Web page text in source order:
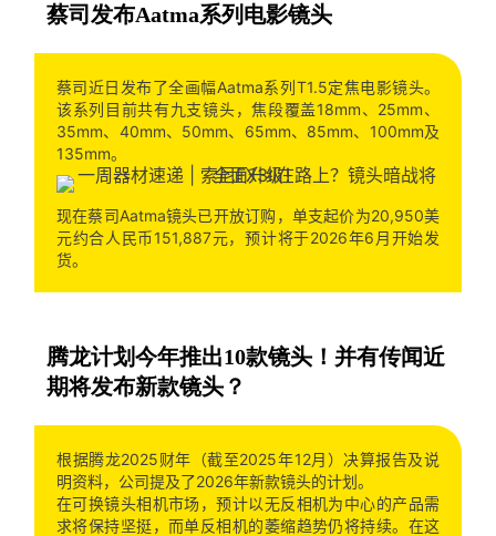
蔡司发布Aatma系列电影镜头
蔡司近日发布了全画幅Aatma系列T1.5定焦电影镜头。
该系列目前共有九支镜头，焦段覆盖18mm、25mm、
35mm、40mm、50mm、65mm、85mm、100mm及
135mm。
现在蔡司Aatma镜头已开放订购，单支起价为20,950美
元约合人民币151,887元，预计将于2026年6月开始发
货。
腾龙计划今年推出10款镜头！并有传闻近
期将发布新款镜头？
根据腾龙2025财年（截至2025年12月）决算报告及说
明资料，公司提及了2026年新款镜头的计划。
在可换镜头相机市场，预计以无反相机为中心的产品需
求将保持坚挺，而单反相机的萎缩趋势仍将持续。在这